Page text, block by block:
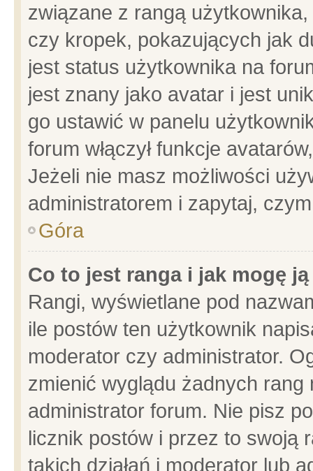
związane z rangą
czy kropek, pokazujących jak
jest status użytkownika na
jest znany jako avatar i jest
go ustawić w panelu
forum włączył funkcje
Jeżeli nie masz możliwości
administratorem i zapytaj,
Góra
Co to jest ranga i jak mogę
Rangi, wyświetlane pod
ile postów ten użytkownik
moderator czy administrator.
zmienić wyglądu żadnych
administrator forum. Nie pisz
licznik postów i przez to swoją
takich działań i moderator lub